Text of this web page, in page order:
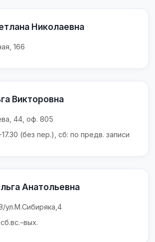
Николаевна
166
Викторовна
44, оф. 805
(без пер.), сб: по предв. записи
Анатольевна
ул.М.Сибиряка,4
вых.